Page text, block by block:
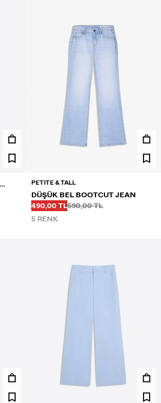
PETITE & TALL
DÜŞÜK BEL BOOTCUT JEAN
İNDIRIMLI FIYAT
490,00 TLÖnce
590,00 TL
Önce
5 RENK